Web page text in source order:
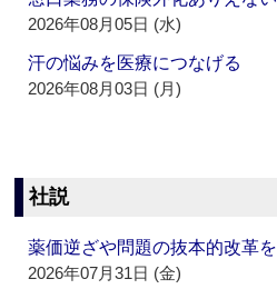
2026年08月05日 (水)
汗の悩みを医療につなげる
2026年08月03日 (月)
社説
薬価逆ざや問題の抜本的改革を
2026年07月31日 (金)